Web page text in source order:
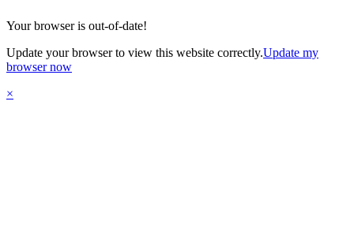
Your browser is out-of-date!
Update your browser to view this website correctly.Update my
browser now
×